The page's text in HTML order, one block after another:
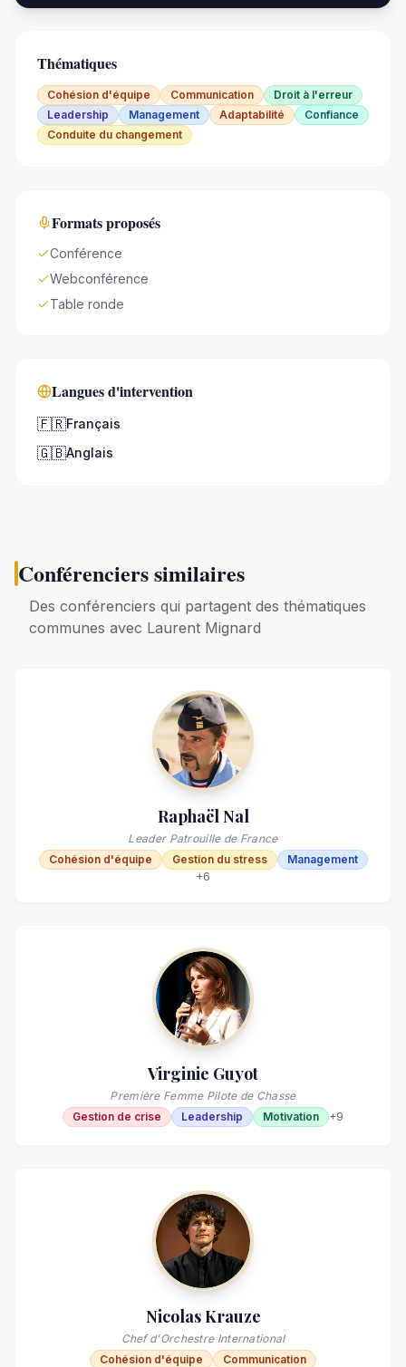
Thématiques
Cohésion d'équipe Communication
Droit à l'erreur
Leadership
Management Adaptabilité
Confiance
Conduite du changement
Formats proposés
Conférence
Webconférence
Table ronde
Langues d'intervention
🇫🇷Français
🇬🇧Anglais
Conférenciers similaires
Des conférenciers qui partagent des thématiques
communes avec Laurent Mignard
Raphaël Nal
Leader Patrouille de France
Cohésion d'équipe
Gestion du stress
Management
+6
Virginie Guyot
Première Femme Pilote de Chasse
Gestion de crise
Leadership Motivation +9
Nicolas Krauze
Chef d'Orchestre International
Cohésion d'équipe
Communication